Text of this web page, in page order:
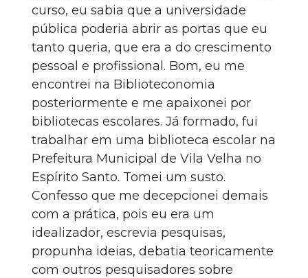
curso, eu sabia que a universidade
pública poderia abrir as portas que eu
tanto queria, que era a do crescimento
pessoal e profissional. Bom, eu me
encontrei na Biblioteconomia
posteriormente e me apaixonei por
bibliotecas escolares. Já formado, fui
trabalhar em uma biblioteca escolar na
Prefeitura Municipal de Vila Velha no
Espírito Santo. Tomei um susto.
Confesso que me decepcionei demais
com a prática, pois eu era um
idealizador, escrevia pesquisas,
propunha ideias, debatia teoricamente
com outros pesquisadores sobre